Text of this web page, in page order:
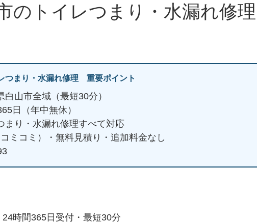
のトイレつまり・水漏れ修
つまり・水漏れ修理 重要ポイント
白山市全域（最短30分）
日（年中無休）
まり・水漏れ修理すべて対応
ミコミ）・無料見積り・追加料金なし
時間365日受付・最短30分